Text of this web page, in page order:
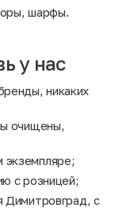
шарфы.
у нас
никаких
очищены,
с розницей;
Димитровград, с